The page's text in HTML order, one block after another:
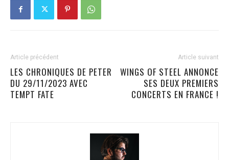
Article précédent
LES CHRONIQUES DE PETER
DU 29/11/2023 AVEC
TEMPT FATE
Article suivant
WINGS OF STEEL ANNONCE
SES DEUX PREMIERS
CONCERTS EN FRANCE !